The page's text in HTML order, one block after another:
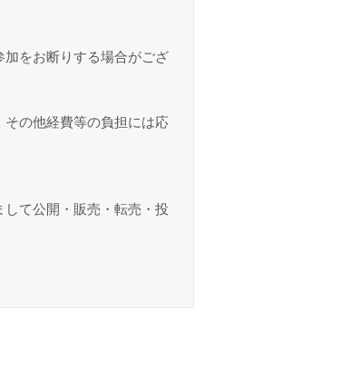
をお断りする場合がござ
の他経費等の負担には応
て公開・販売・転売・投